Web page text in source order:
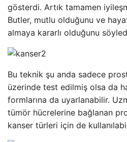
gösterdi. Artık tamamen
Butler, mutlu olduğunu ve
almaya kararlı olduğunu
Bu teknik şu anda sadece
üzerinde test edilmiş olsa da
formlarına da uyarlanabilir.
tümör hücrelerine bağlanan
kanser türleri için de